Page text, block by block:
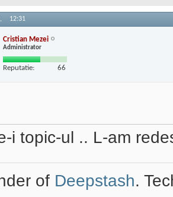
12:31
Cristian Mezei
Administrator
Reputatie: 66
i topic-ul .. L-am
of Deepstash.